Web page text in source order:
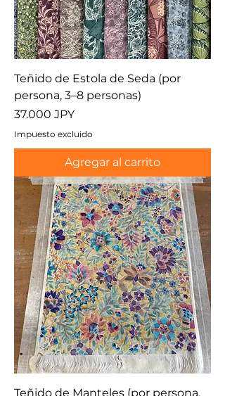
Teñido de Estola de Seda (por
persona, 3–8 personas)
Precio
37.000 JPY
Impuesto excluido
Agregar al carrito
Teñido de Manteles (por persona,